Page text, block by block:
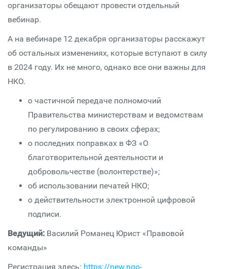
организаторы обещают провести отдельный
вебинар.
А на вебинаре 12 декабря организаторы расскажут
об остальных изменениях, которые вступают в силу
в 2024 году. Их не много, однако все они важны для
НКО.
о частичной передаче полномочий
Правительства министерствам и ведомствам
по регулированию в своих сферах;
о последних поправках в ФЗ «О
благотворительной деятельности и
добровольчестве (волонтерстве)»;
об использовании печатей НКО;
о действительности электронной цифровой
подписи.
Ведущий: Василий Романец Юрист «Правовой
команды»
Регистрация здесь: https://new.ngo-